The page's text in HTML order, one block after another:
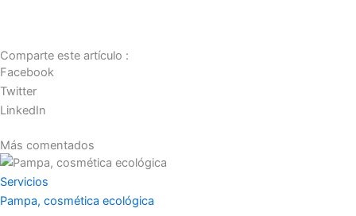
Comparte este artículo :
Facebook
Twitter
LinkedIn
Más comentados
Servicios
Pampa, cosmética ecológica